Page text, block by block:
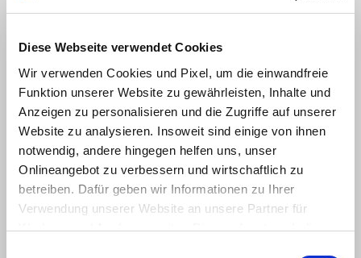
Diese Webseite verwendet Cookies
Wir verwenden Cookies und Pixel, um die einwandfreie
Funktion unserer Website zu gewährleisten, Inhalte und
Anzeigen zu personalisieren und die Zugriffe auf unserer
Website zu analysieren. Insoweit sind einige von ihnen
notwendig, andere hingegen helfen uns, unser
Onlineangebot zu verbessern und wirtschaftlich zu
betreiben. Dafür geben wir Informationen zu Ihrer
Verwendung unserer Website an unsere Partner für
Werbung und Analysen weiter. Dies umfasst auch die
HKL Centro de Maquinaria Usada
HKL Center Dortmund